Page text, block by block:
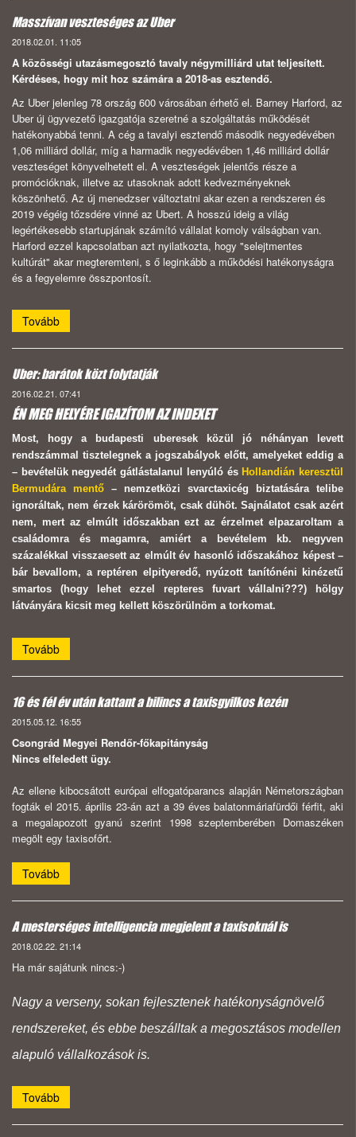
Masszívan veszteséges az Uber
2018.02.01. 11:05
A közösségi utazásmegosztó tavaly négymilliárd utat teljesített.
Kérdéses, hogy mit hoz számára a 2018-as esztendő.
Az Uber jelenleg 78 ország 600 városában érhető el. Barney Harford, az
Uber új ügyvezető igazgatója szeretné a szolgáltatás működését
hatékonyabbá tenni. A cég a tavalyi esztendő második negyedévében
1,06 milliárd dollár, míg a harmadik negyedévében 1,46 milliárd dollár
veszteséget könyvelhetett el. A veszteségek jelentős része a
promócióknak, illetve az utasoknak adott kedvezményeknek
köszönhető. Az új menedzser változtatni akar ezen a rendszeren és
2019 végéig tőzsdére vinné az Ubert. A hosszú ideig a világ
legértékesebb startupjának számító vállalat komoly válságban van.
Harford ezzel kapcsolatban azt nyilatkozta, hogy "selejtmentes
kultúrát" akar megteremteni, s ő leginkább a működési hatékonyságra
és a fegyelemre összpontosít.
Tovább
Uber: barátok közt folytatják
2016.02.21. 07:41
ÉN MEG HELYÉRE IGAZÍTOM AZ INDEXET
Most, hogy a budapesti uberesek közül jó néhányan levett
rendszámmal tisztelegnek a jogszabályok előtt, amelyeket eddig a
– bevételük negyedét gátlástalanul lenyúló és Hollandián keresztül
Bermudára mentő – nemzetközi svarctaxicég biztatására telibe
ignoráltak, nem érzek kárörömöt, csak dühöt. Sajnálatot csak azért
nem, mert az elmúlt időszakban ezt az érzelmet elpazaroltam a
családomra és magamra, amiért a bevételem kb. negyven
százalékkal visszaesett az elmúlt év hasonló időszakához képest –
bár bevallom, a reptéren elpityeredő, nyúzott tanítónéni kinézetű
smartos (hogy lehet ezzel repteres fuvart vállalni???) hölgy
látványára kicsit meg kellett köszörülnöm a torkomat.
Tovább
16 és fél év után kattant a bilincs a taxisgyilkos kezén
2015.05.12. 16:55
Csongrád Megyei Rendőr-főkapitányság
Nincs elfeledett ügy.
Az ellene kibocsátott európai elfogatóparancs alapján Németországban
fogták el 2015. április 23-án azt a 39 éves balatonmáriafürdői férfit, aki
a megalapozott gyanú szerint 1998 szeptemberében Domaszéken
megölt egy taxisofőrt.
Tovább
A mesterséges intelligencia megjelent a taxisoknál is
2018.02.22. 21:14
Ha már sajátunk nincs:-)
Nagy a verseny, sokan fejlesztenek hatékonyságnövelő
rendszereket, és ebbe beszálltak a megosztásos modellen
alapuló vállalkozások is.
Tovább